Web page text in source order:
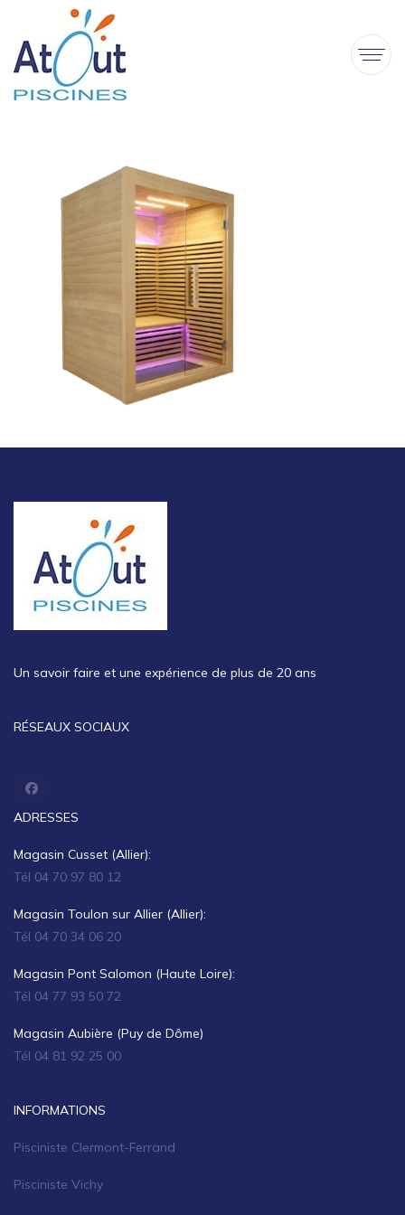
Un savoir faire et une expérience de plus de 20 ans
RÉSEAUX SOCIAUX
ADRESSES
Magasin Cusset (Allier):
Tél 04 70 97 80 12
Magasin Toulon sur Allier (Allier):
Tél 04 70 34 06 20
Magasin Pont Salomon (Haute Loire):
Tél 04 77 93 50 72
Magasin Aubière (Puy de Dôme)
Tél 04 81 92 25 00
INFORMATIONS
Pisciniste Clermont-Ferrand
Pisciniste Vichy